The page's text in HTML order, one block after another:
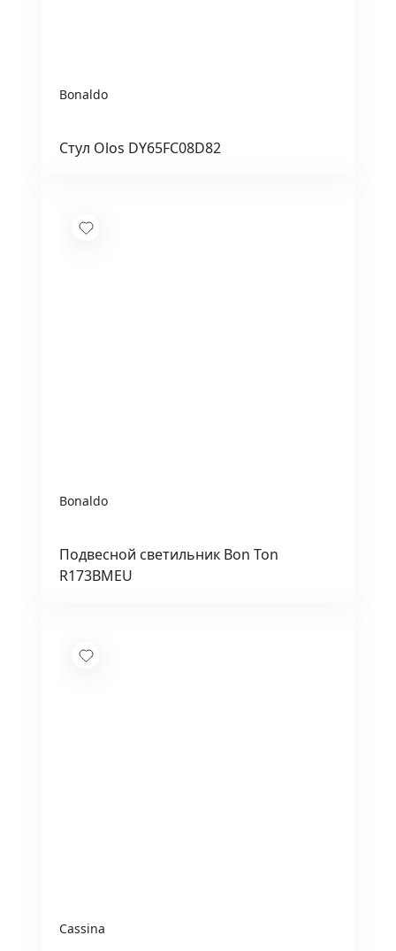
Bonaldo
Стул Olos DY65FC08D82
Bonaldo
Подвесной светильник Bon Ton
R173BMEU
Cassina